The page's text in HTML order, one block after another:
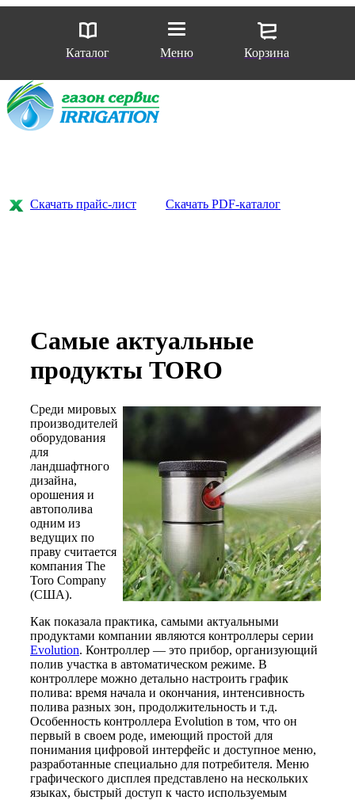
Каталог Меню Корзина
Скачать прайс-лист Скачать PDF-каталог
Самые актуальные
продукты TORO
Среди мировых
производителей
оборудования
для
ландшафтного
дизайна,
орошения и
автополива
одним из
ведущих по
праву считается
компания The
Toro Company
(США).
Как показала практика, самыми актуальными
продуктами компании являются контроллеры серии
Evolution. Контроллер — это прибор, организующий
полив участка в автоматическом режиме. В
контроллере можно детально настроить график
полива: время начала и окончания, интенсивность
полива разных зон, продолжительность и т.д.
Особенность контроллера Evolution в том, что он
первый в своем роде, имеющий простой для
понимания цифровой интерфейс и доступное меню,
разработанные специально для потребителя. Меню
графического дисплея представлено на нескольких
языках, быстрый доступ к часто используемым